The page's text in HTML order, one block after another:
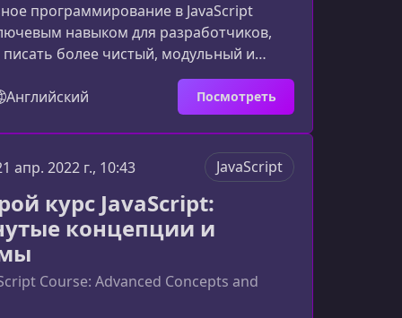
программирование в JavaScript
навыком для разработчиков,
более чистый, модульный и
код. Если вы хотите уверенно
концепции на практике и
как использовать их в реальных
курс поможет вам разобраться во всех
и структурированно.Чему вы
курсеКурс создан для
которые хотят пере
Английский Посмотреть
апр. 2022 г., 10:43 JavaScript
курс JavaScript:
концепции и
Course: Advanced Concepts and